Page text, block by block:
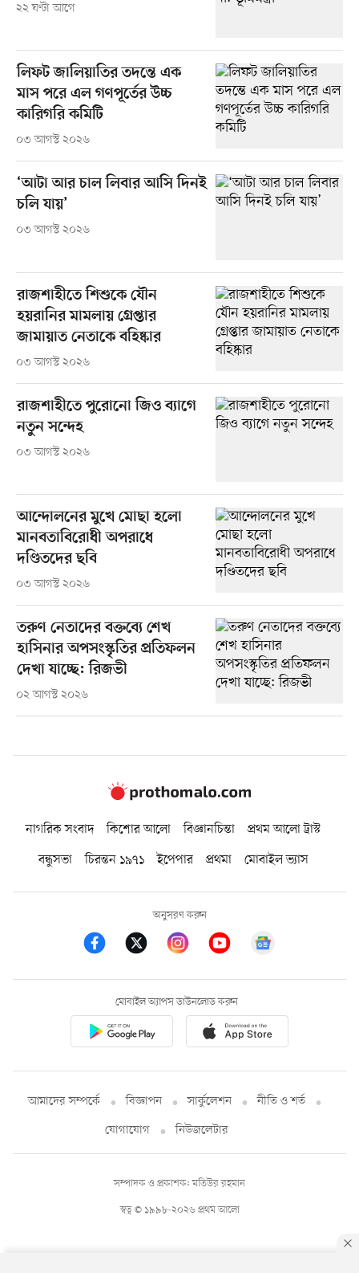
২২ ঘণ্টা আগে
লিফট জালিয়াতির তদন্তে এক
মাস পরে এল গণপূর্তের উচ্চ
কারিগরি কমিটি
০৩ আগস্ট ২০২৬
‘আটা আর চাল লিবার আসি দিনই
চলি যায়’
০৩ আগস্ট ২০২৬
রাজশাহীতে শিশুকে যৌন
হয়রানির মামলায় গ্রেপ্তার
জামায়াত নেতাকে বহিষ্কার
০৩ আগস্ট ২০২৬
রাজশাহীতে পুরোনো জিও ব্যাগে
নতুন সন্দেহ
০৩ আগস্ট ২০২৬
আন্দোলনের মুখে মোছা হলো
মানবতাবিরোধী অপরাধে
দণ্ডিতদের ছবি
০৩ আগস্ট ২০২৬
তরুণ নেতাদের বক্তব্যে শেখ
হাসিনার অপসংস্কৃতির প্রতিফলন
দেখা যাচ্ছে: রিজভী
০২ আগস্ট ২০২৬
নাগরিক সংবাদ কিশোর আলো বিজ্ঞানচিন্তা
প্রথম আলো ট্রাস্ট
বন্ধুসভা
চিরন্তন ১৯৭১ ইপেপার প্রথমা মোবাইল ভ্যাস
অনুসরণ করুন
মোবাইল অ্যাপস ডাউনলোড করুন
আমাদের সম্পর্কে বিজ্ঞাপন সার্কুলেশন
নীতি ও শর্ত
যোগাযোগ
নিউজলেটার
স্বত্ব © ১৯৯৮-২০২৬ প্রথম আলো
সম্পাদক ও প্রকাশক: মতিউর রহমান